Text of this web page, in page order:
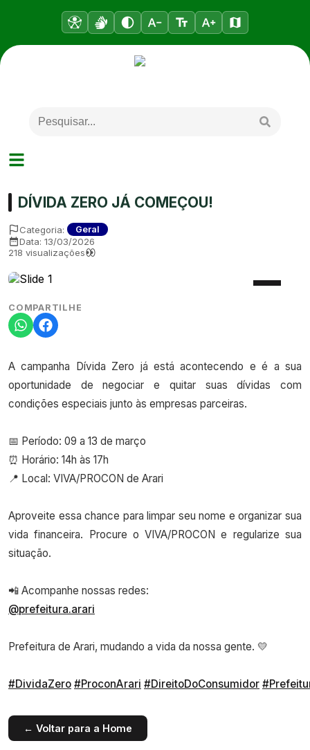
DÍVIDA ZERO JÁ COMEÇOU!
Categoria: Geral
Data: 13/03/2026
218 visualizações
COMPARTILHE
A campanha Dívida Zero já está acontecendo e é a sua
oportunidade de negociar e quitar suas dívidas com
condições especiais junto às empresas parceiras.
📅 Período: 09 a 13 de março
⏰ Horário: 14h às 17h
📍 Local: VIVA/PROCON de Arari
Aproveite essa chance para limpar seu nome e organizar sua
vida financeira. Procure o VIVA/PROCON e regularize sua
situação.
📲 Acompanhe nossas redes:
@prefeitura.arari
Prefeitura de Arari, mudando a vida da nossa gente. 💛
#DividaZero #ProconArari #DireitoDoConsumidor
← Voltar para a Home